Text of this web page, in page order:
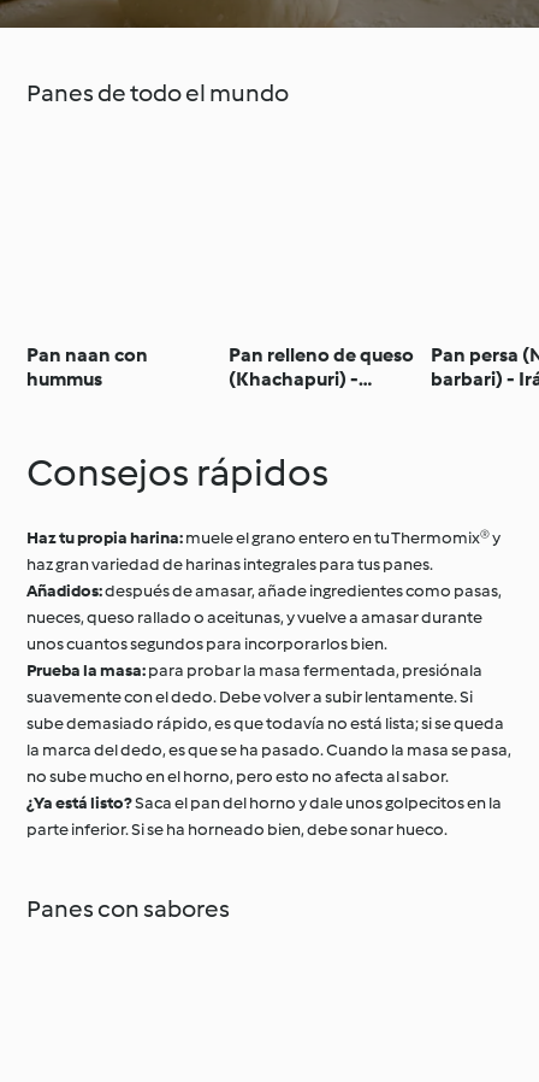
Panes de todo el mundo
Pan naan con
hummus
Pan relleno de queso
(Khachapuri) -
Pan persa
barbari) -
Consejos rápidos
Haz tu propia harina:muele el grano entero en tu Thermomix® y
haz gran variedad de harinas integrales para tus panes.
Añadidos:después de amasar, añade ingredientes como pasas,
nueces, queso rallado o aceitunas, y vuelve a amasar durante
unos cuantos segundos para incorporarlos bien.
Prueba la masa:para probar la masa fermentada, presiónala
suavemente con el dedo. Debe volver a subir lentamente. Si
sube demasiado rápido, es que todavía no está lista; si se queda
la marca del dedo, es que se ha pasado. Cuando la masa se pasa,
no sube mucho en el horno, pero esto no afecta al sabor.
¿Ya está listo?Saca el pan del horno y dale unos golpecitos en la
parte inferior. Si se ha horneado bien, debe sonar hueco.
Panes con sabores